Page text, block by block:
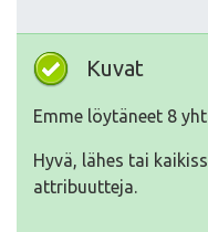
Kuvat
Emme löytäneet 8
Hyvä, lähes tai
attribuutteja.